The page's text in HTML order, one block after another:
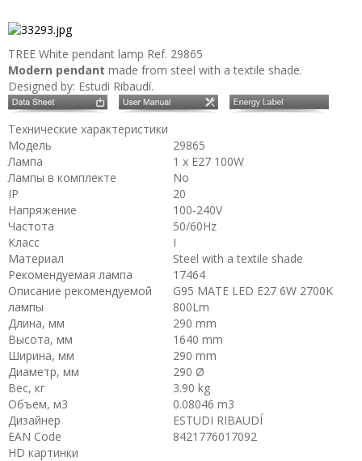
TREE White pendant lamp Ref. 29865
Modern pendant made from steel with a textile shade.
Designed by: Estudi Ribaudí.
Технические характеристики
Модель
29865
Лампа
1 x E27 100W
Лампы в комплекте
No
IP
20
Напряжение
100-240V
Частота
50/60Hz
Класс
I
Материал
Steel with a textile shade
Рекомендуемая лампа
17464
Описание рекомендуемой
лампы
G95 MATE LED E27 6W 2700K
800Lm
Длина, мм
290 mm
Высота, мм
1640 mm
Ширина, мм
290 mm
Диаметр, мм
290 Ø
Вес, кг
3.90 kg
Объем, м3
0.08046 m3
Дизайнер
ESTUDI RIBAUDÍ
EAN Code
8421776017092
HD картинки